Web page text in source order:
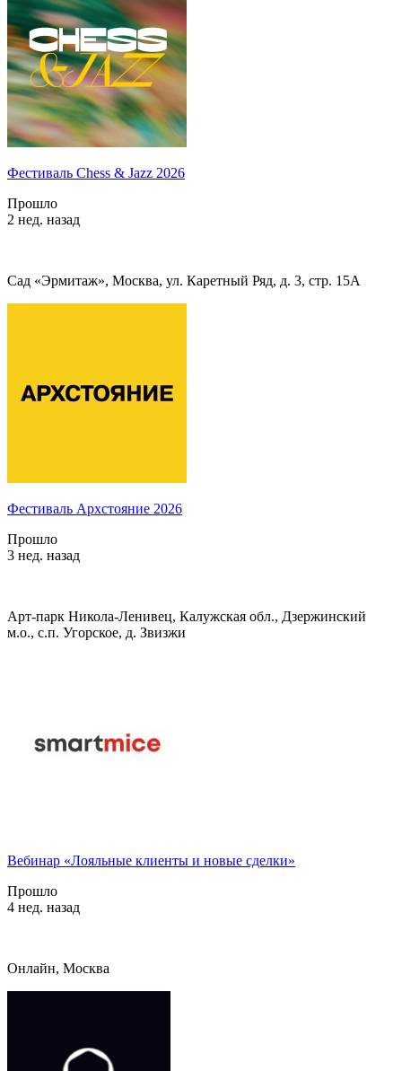
Фестиваль Chess & Jazz 2026
Прошло
2 нед. назад
Сад «Эрмитаж», Москва, ул. Каретный Ряд, д. 3, стр. 15А
Фестиваль Архстояние 2026
Прошло
3 нед. назад
Арт-парк Никола-Ленивец, Калужская обл., Дзержинский
м.о., с.п. Угорское, д. Звизжи
Вебинар «Лояльные клиенты и новые сделки»
Прошло
4 нед. назад
Онлайн, Москва